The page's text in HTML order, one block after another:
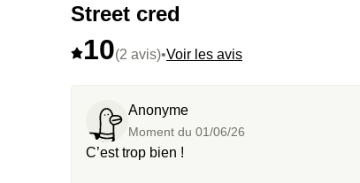
Street cred
10(2 avis)•Voir les avis
Anonyme
Moment du 01/06/26
C’est trop bien !